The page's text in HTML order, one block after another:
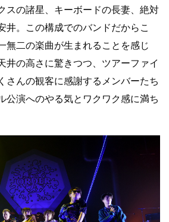
スの諸星、キーボードの長妻、絶対
井。この構成でのバンドだからこ
無二の楽曲が生まれることを感じ
井の高さに驚きつつ、ツアーファイ
さんの観客に感謝するメンバーたち
公演へのやる気とワクワク感に満ち